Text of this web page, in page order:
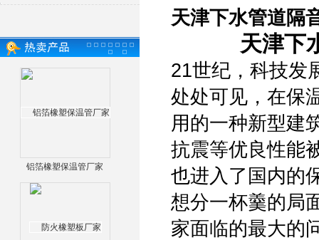
铝箔橡塑保温管厂家
天津下水管道隔
天津下
21世纪，科技发
处处可见，在保
用的一种新型建
抗震等优良性能
也进入了国内的
想分一杯羹的局
家面临的最大的